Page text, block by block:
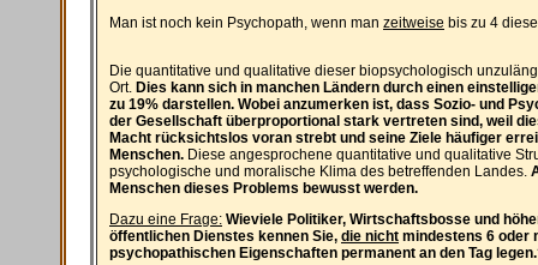
Man ist noch kein Psychopath, wenn man zeitweise bis zu 4
Die quantitative und qualitative dieser biopsychologisch
Ort. Dies kann sich in manchen Ländern durch einen
zu 19% darstellen. Wobei anzumerken ist, dass Sozio- und
der Gesellschaft überproportional stark vertreten sind, weil
Macht rücksichtslos voran strebt und seine Ziele häufiger
Menschen. Diese angesprochene quantitative und qualitative
psychologische und moralische Klima des betreffenden Landes.
Menschen dieses Problems bewusst werden.
Dazu eine Frage: Wieviele Politiker, Wirtschaftsbosse und
öffentlichen Dienstes kennen Sie, die nicht mindestens 6 oder
psychopathischen Eigenschaften permanent an den Tag